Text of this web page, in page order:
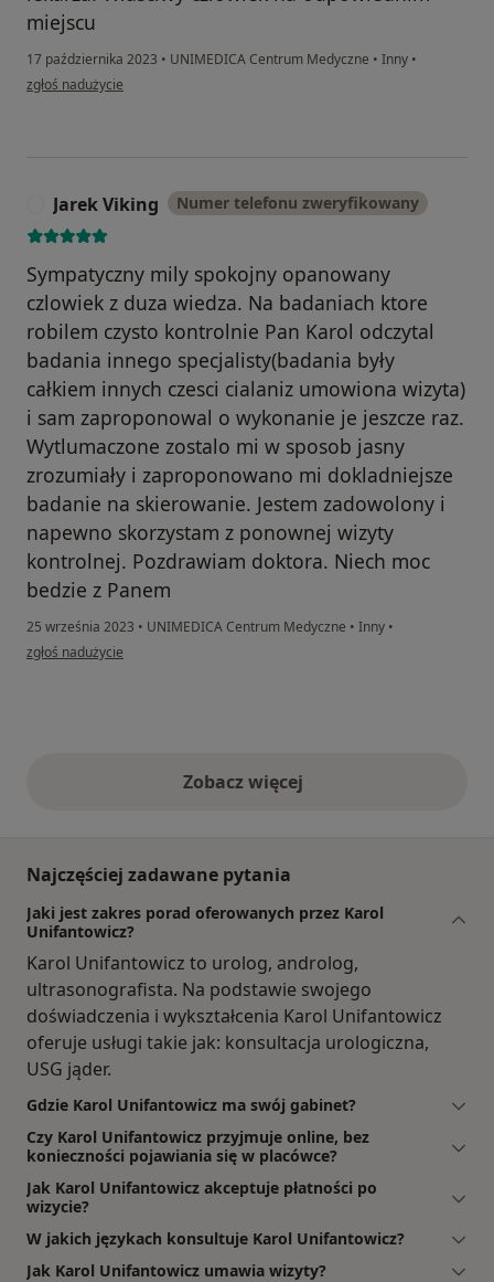
miejscu
17 października 2023 • UNIMEDICA Centrum Medyczne • Inny •
w opinii użytkownika Wioleta
zgłoś nadużycie
Jarek Viking Numer telefonu zweryfikowany
Sympatyczny mily spokojny opanowany
czlowiek z duza wiedza. Na badaniach ktore
robilem czysto kontrolnie Pan Karol odczytal
badania innego specjalisty(badania były
całkiem innych czesci cialaniz umowiona wizyta)
i sam zaproponowal o wykonanie je jeszcze raz.
Wytlumaczone zostalo mi w sposob jasny
zrozumiały i zaproponowano mi dokladniejsze
badanie na skierowanie. Jestem zadowolony i
napewno skorzystam z ponownej wizyty
kontrolnej. Pozdrawiam doktora. Niech moc
bedzie z Panem
25 września 2023 • UNIMEDICA Centrum Medyczne • Inny •
w opinii użytkownika Jarek Viking
zgłoś nadużycie
Zobacz więcejopinie powyżej
Najczęściej zadawane pytania
Jaki jest zakres porad oferowanych przez Karol
Unifantowicz?
Karol Unifantowicz to urolog, androlog,
ultrasonografista. Na podstawie swojego
doświadczenia i wykształcenia Karol Unifantowicz
oferuje usługi takie jak: konsultacja urologiczna,
USG jąder.
Gdzie Karol Unifantowicz ma swój gabinet?
Czy Karol Unifantowicz przyjmuje online, bez
konieczności pojawiania się w placówce?
Jak Karol Unifantowicz akceptuje płatności po
wizycie?
W jakich językach konsultuje Karol Unifantowicz?
Jak Karol Unifantowicz umawia wizyty?